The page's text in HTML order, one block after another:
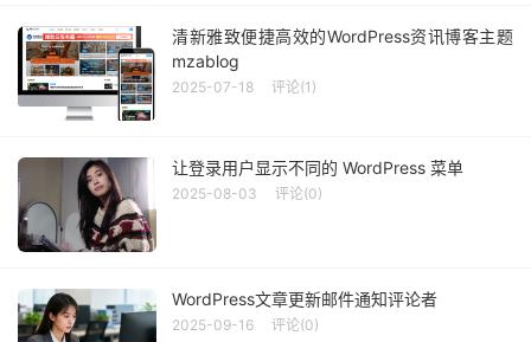
清新雅致便捷高效的WordPress资讯博客主题
mzablog
2025-07-18 评论(1)
让登录用户显示不同的 WordPress 菜单
2025-08-03 评论(0)
WordPress文章更新邮件通知评论者
2025-09-16 评论(0)